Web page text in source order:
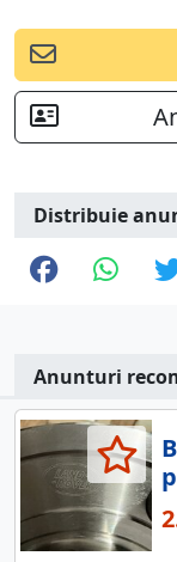
Distribuie
Anunturi